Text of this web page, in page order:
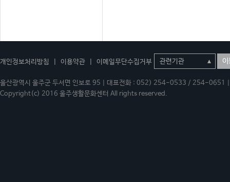
개인정보처리방침 이용약관 이메일무단수집거부 이
울산광역시 울주군 두서면 인보로 95 | 대표전화 : 052) 254-0533 / 254-
Copyright(c) 2016 울주생활문화센터 All rights reserved.